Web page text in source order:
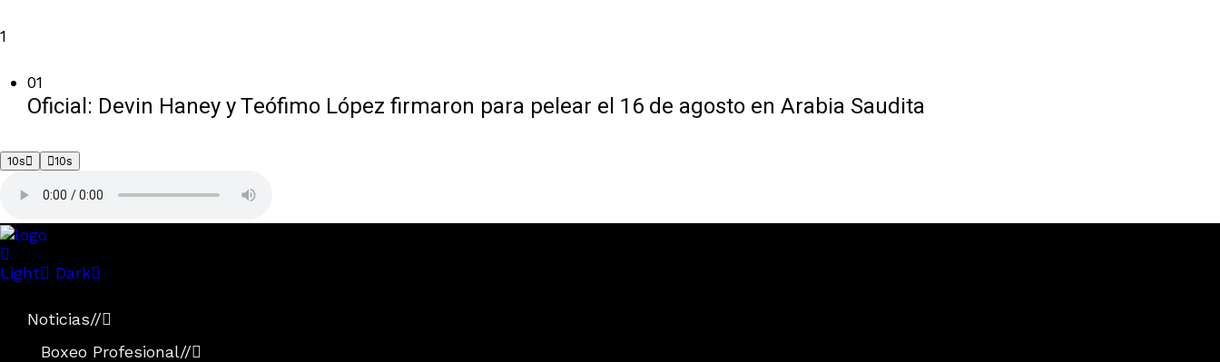
1
01
Oficial: Devin Haney y Teófimo López firmaron para pelear el 16 de agosto en Arabia Saudita
10s 10s
Light Dark
Noticias//
Boxeo Profesional//